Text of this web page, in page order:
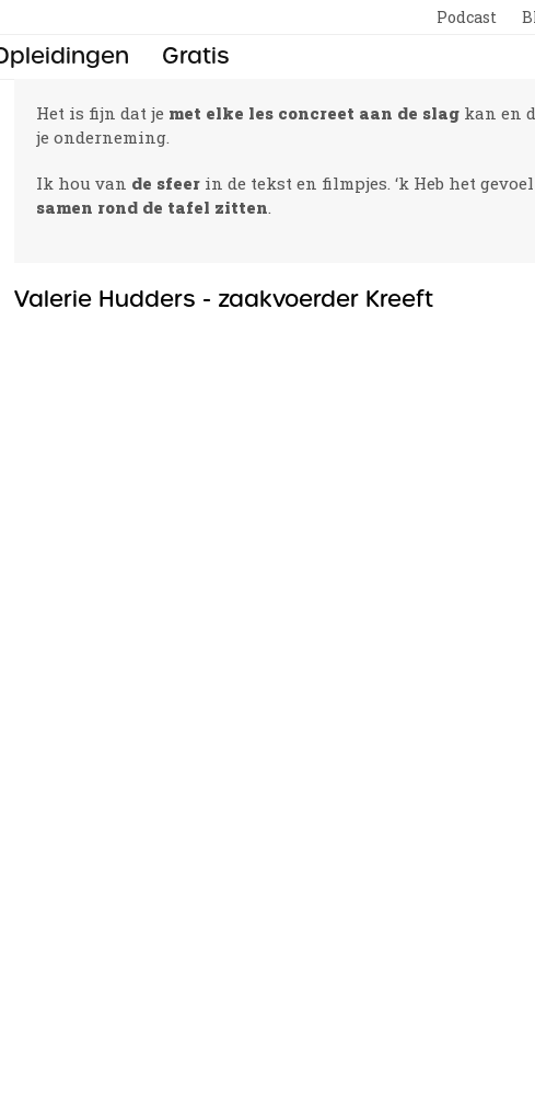
Podcast
Gratis
Het is fijn dat je met elke les concreet aan de slag kan en
je onderneming.
Ik hou van de sfeer in de tekst en filmpjes. ‘k Heb het
samen rond de tafel zitten.
Valerie Hudders - zaakvoerder Kreeft